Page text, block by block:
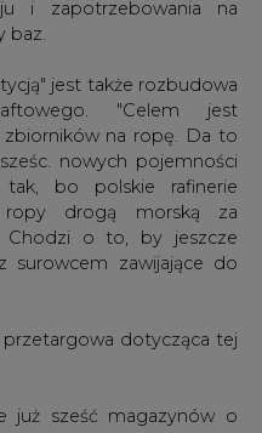
"Celem jest
na ropę. Da to
tak, bo polskie rafinerie
ropy drogą morską za
Chodzi o to, by jeszcze
surowcem zawijające do
dotycząca tej
m sześc. Dodatkowo, w
także budowa dwóch
budowy przypada